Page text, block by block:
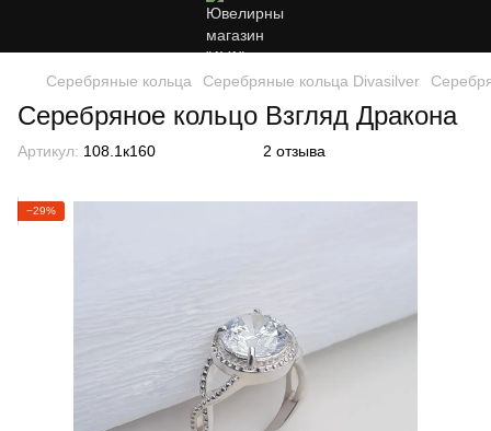
Серебряные кольца Серебряные кольца Divasilver
Серебряное кольцо Взгляд Дракона
Артикул: 108.1к160 2 отзыва
−29%